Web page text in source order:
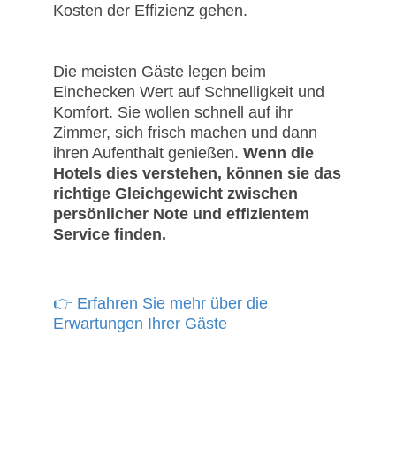
Kosten der Effizienz gehen.
Die meisten Gäste legen beim
Einchecken Wert auf Schnelligkeit und
Komfort. Sie wollen schnell auf ihr
Zimmer, sich frisch machen und dann
ihren Aufenthalt genießen. Wenn die
Hotels dies verstehen, können sie das
richtige Gleichgewicht zwischen
persönlicher Note und effizientem
Service finden.
👉 Erfahren Sie mehr über die
Erwartungen Ihrer Gäste